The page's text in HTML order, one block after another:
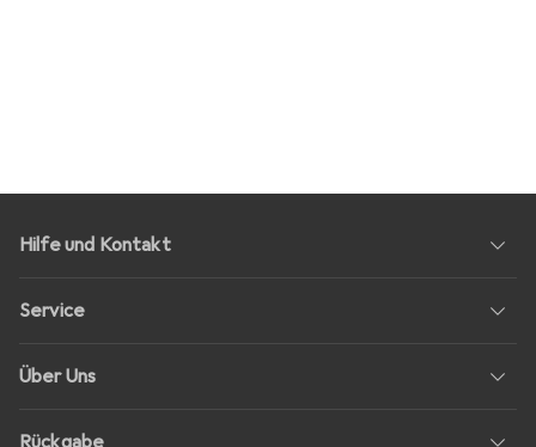
Hilfe und Kontakt
Service
Über Uns
Rückgabe